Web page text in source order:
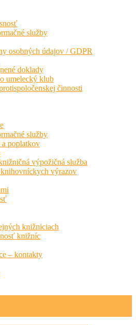
služby
osobných údajov / GDPR
doklady
umelecký klub
činnosti
služby
poplatkov
výpožičná služba
výrazov
knižniciach
knižníc
– kontakty